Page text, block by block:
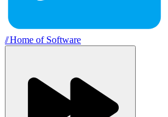
//Home of Software